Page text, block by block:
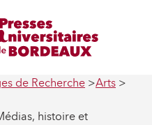
de Recherche
Arts
histoire et